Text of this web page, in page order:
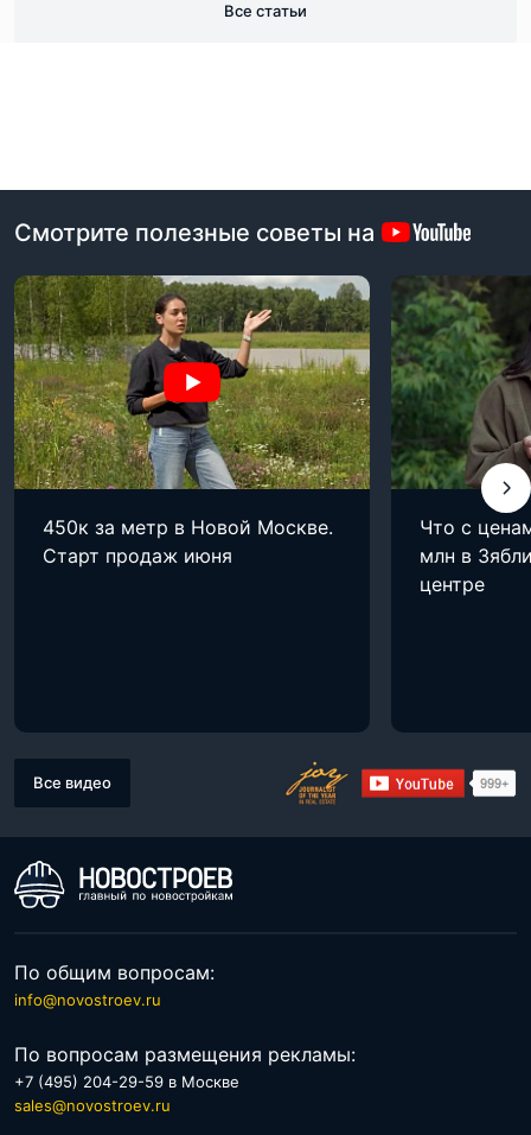
Все статьи
Смотрите полезные советы на
450к за метр в Новой Москве.
Старт продаж июня
Что с
млн в
центре
Все видео
По общим вопросам:
info@novostroev.ru
По вопросам размещения рекламы:
+7 (495) 204-29-59 в Москве
sales@novostroev.ru